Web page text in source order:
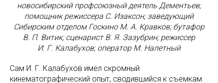
новосибирский профсоюзный деятель Дементьев;
помощник режиссера С. Изаксон; заведующий
Сибирским отделом Госкино М. А. Кравков; бутафор
В. П. Витик; сценарист В. Я. Зазубрин; режиссер
И. Г. Калабухов; оператор М. Налетный
Сам И. Г. Калабухов имел скромный
кинематографический опыт, сводившийся к съемкам